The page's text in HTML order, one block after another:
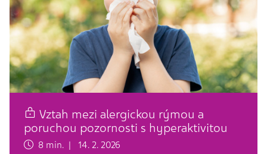
Vztah mezi alergickou rýmou a
poruchou pozornosti s hyperaktivitou
8 min. | 14. 2. 2026